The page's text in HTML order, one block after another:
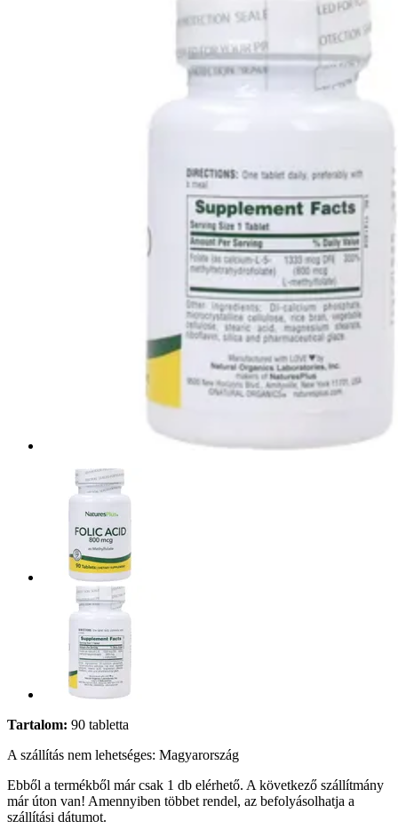
Tartalom: 90 tabletta
A szállítás nem lehetséges: Magyarország
Ebből a termékből már csak 1 db elérhető. A következő szállítmány
már úton van! Amennyiben többet rendel, az befolyásolhatja a
szállítási dátumot.